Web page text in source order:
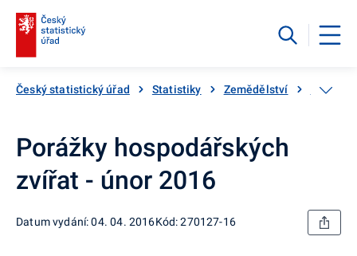
Český statistický úřad Statistiky Zemědělství
Porážky hospodářských
zvířat - únor 2016
Datum vydání: 04. 04. 2016Kód: 270127-16